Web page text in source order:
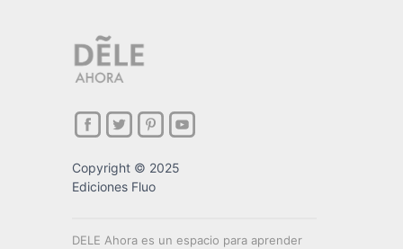
Copyright © 2025
Ediciones Fluo
DELE Ahora es un espacio para aprender